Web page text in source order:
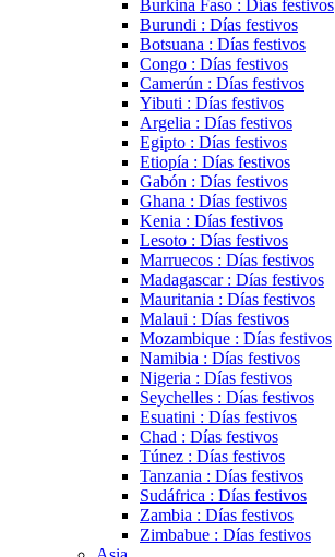
Burkina Faso : Días festivos
Burundi : Días festivos
Botsuana : Días festivos
Congo : Días festivos
Camerún : Días festivos
Yibuti : Días festivos
Argelia : Días festivos
Egipto : Días festivos
Etiopía : Días festivos
Gabón : Días festivos
Ghana : Días festivos
Kenia : Días festivos
Lesoto : Días festivos
Marruecos : Días festivos
Madagascar : Días festivos
Mauritania : Días festivos
Malaui : Días festivos
Mozambique : Días festivos
Namibia : Días festivos
Nigeria : Días festivos
Seychelles : Días festivos
Esuatini : Días festivos
Chad : Días festivos
Túnez : Días festivos
Tanzania : Días festivos
Sudáfrica : Días festivos
Zambia : Días festivos
Zimbabue : Días festivos